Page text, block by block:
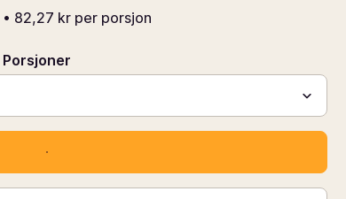
• 82,27 kr per porsjon
Porsjoner